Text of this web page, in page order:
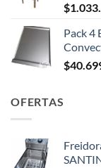
$
Pack 4
$
OFERTAS